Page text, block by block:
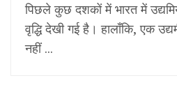
पिछले कुछ दशकों में भारत में
वृद्धि देखी गई है। हालाँकि, एक
नहीं ...